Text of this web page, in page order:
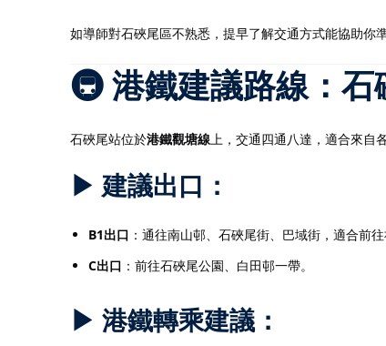
如導師對石硤尾區不熟悉，提早了解交通方式能協助
🚇 港鐵建議路線：石
石硤尾站位於港鐵觀塘線上，交通四通八達，適合來自
▶ 建議出口：
B1出口 ：通往南山邨、石硤尾街、巴域街，適合前往
C出口 ：前往石硤尾公園、白田邨一帶。
▶ 港鐵轉乘建議：